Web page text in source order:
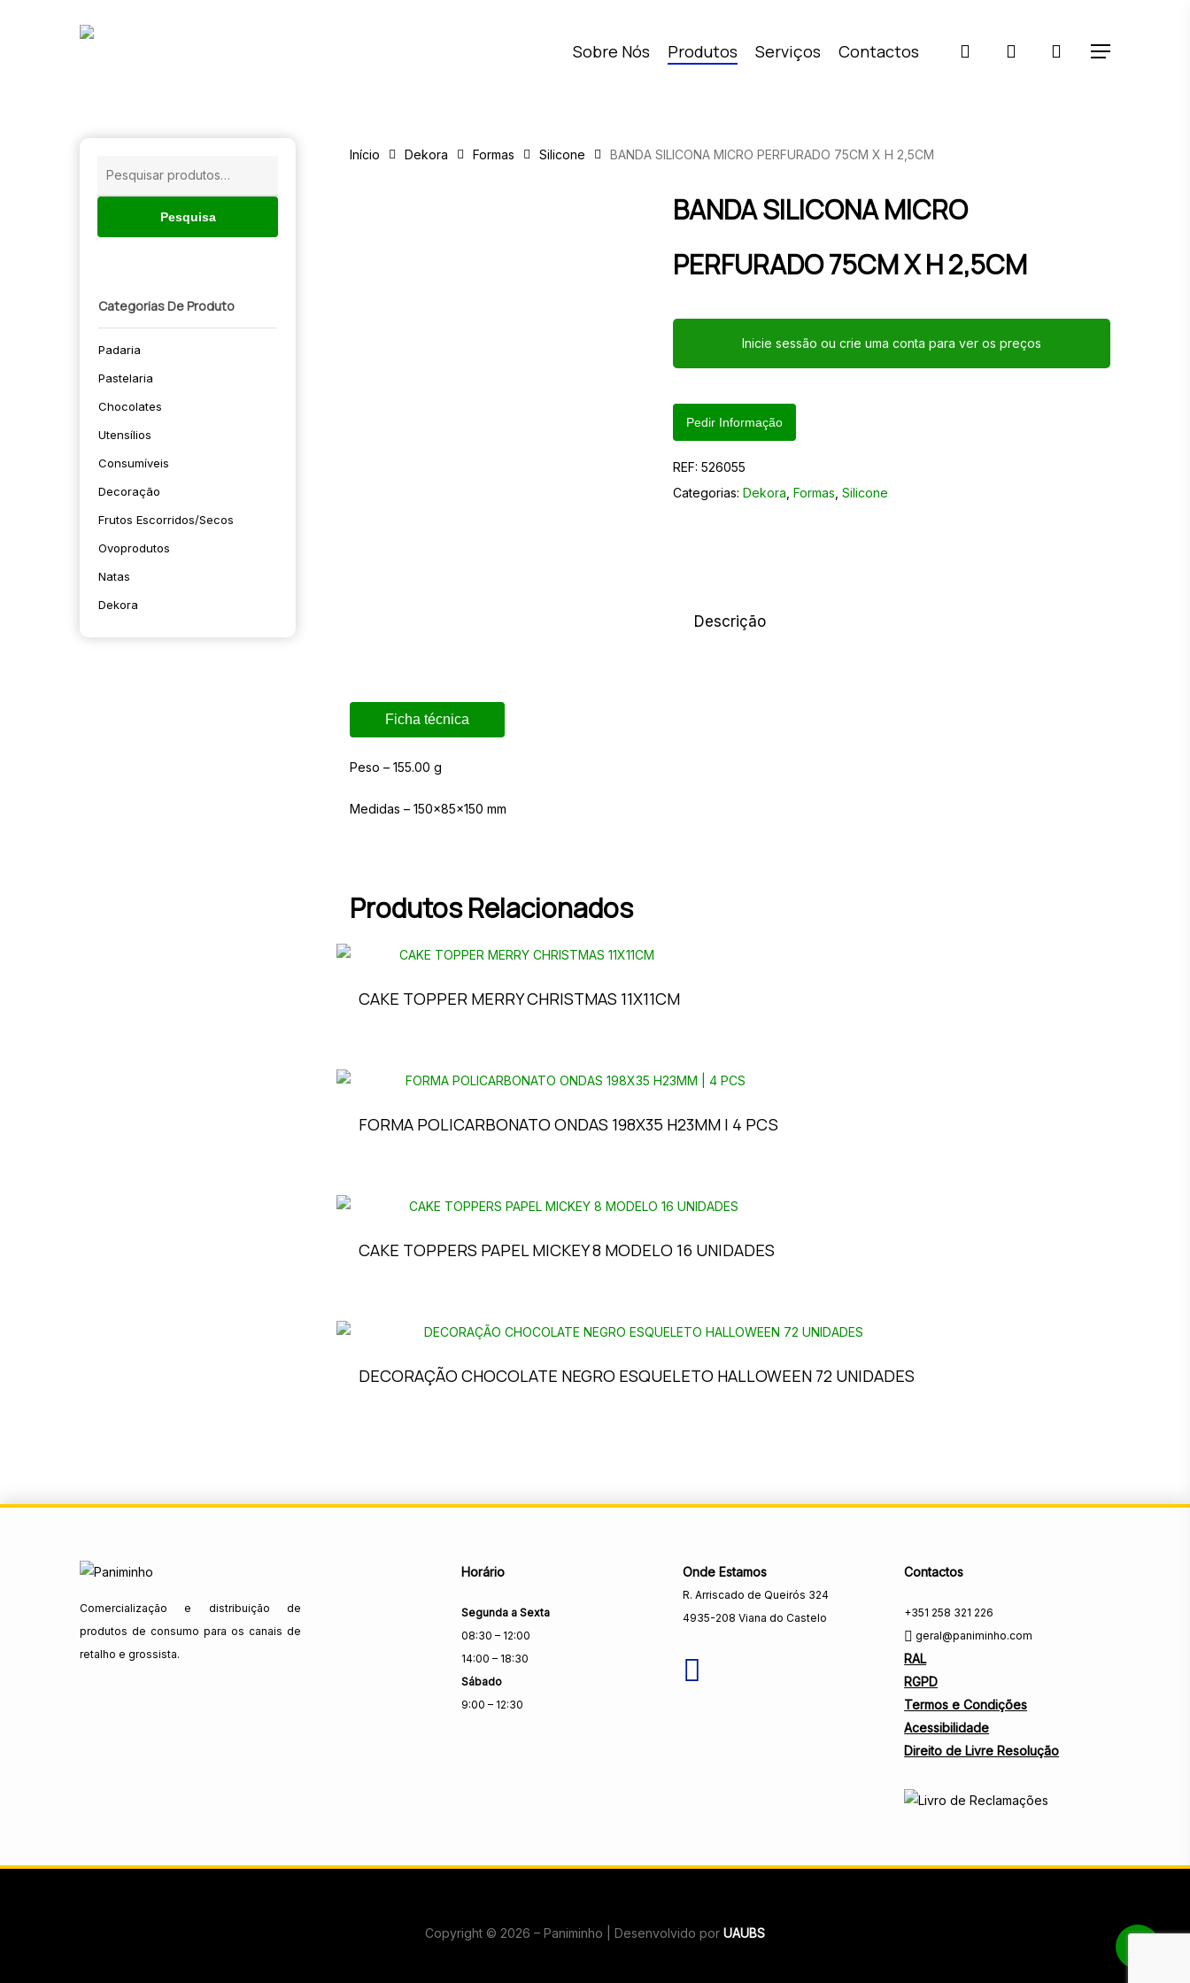
Sobre Nós Produtos Serviços Contactos pesquisaraccount Menu
Pesquisa
Categorias De Produto
Padaria
Pastelaria
Chocolates
Utensílios
Consumíveis
Decoração
Frutos Escorridos/secos
Ovoprodutos
Natas
Dekora
Início Dekora Formas Silicone BANDA SILICONA MICRO PERFURADO 75CM X H 2,5CM
BANDA SILICONA MICRO
PERFURADO 75CM X H 2,5CM
Inicie sessão ou crie uma conta para ver os preços
Pedir Informação
REF:526055
Categorias:Dekora ,Formas ,Silicone
Descrição
Ficha técnica
Peso – 155.00 g
Medidas – 150x85x150 mm
Produtos Relacionados
CAKE TOPPER MERRY CHRISTMAS 11X11CM
FORMA POLICARBONATO ONDAS 198X35 H23MM | 4 PCS
CAKE TOPPERS PAPEL MICKEY 8 MODELO 16 UNIDADES
DECORAÇÃO CHOCOLATE NEGRO ESQUELETO HALLOWEEN 72 UNIDADES
Comercialização e distribuição de
produtos de consumo para os canais de
retalho e grossista.
Horário
Segunda a Sexta
08:30 – 12:00
14:00 – 18:30
Sábado
9:00 – 12:30
Onde Estamos
R. Arriscado de Queirós 324
4935-208 Viana do Castelo
Contactos
+351 258 321 226
geral@paniminho.com
RAL
RGPD
Termos e Condições
Acessibilidade
Direito de Livre Resolução
Copyright © 2026 – Paniminho | Desenvolvido por UAUBS